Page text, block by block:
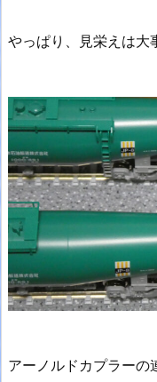
やっぱり、見栄えは大
アーノルドカプラーの